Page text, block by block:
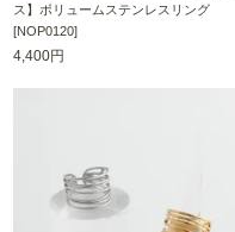
ス】ボリュームステンレスリング
[NOP0120]
4,400円